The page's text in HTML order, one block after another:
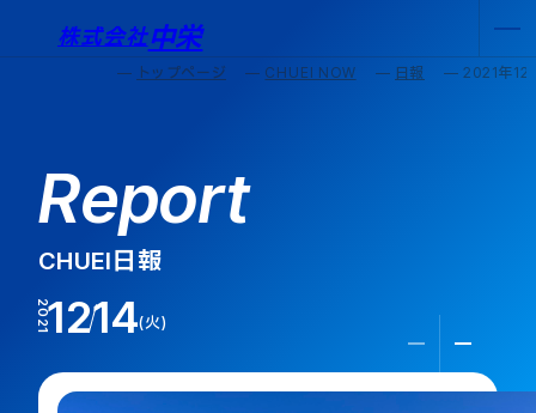
株式会社中栄
トップページ CHUEI NOW 日報 2021年12
Report
CHUEI日報
20211214 火